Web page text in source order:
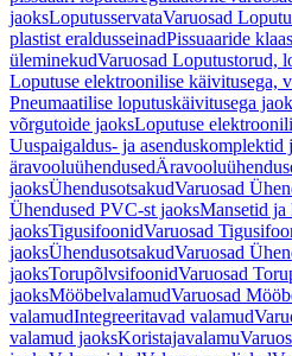
jaoksLoputusservataVaruosad
plastist eraldusseinadPissuaaride
üleminekudVaruosad Loputustorud,
Loputuse elektroonilise käivitusega,
Pneumaatilise loputuskäivitusega
võrgutoide jaoksLoputuse
Uuspaigaldus- ja asenduskomplektid
äravooluühendused
jaoksÜhendusotsakudVaruosad
Ühendused PVC-st jaoksMansetid ja
jaoksTigusifoonidVaruosad
jaoksÜhendusotsakudVaruosad
jaoksTorupõlvsifoonidVaruosad
jaoksMööbelvalamudVaruosad
valamudIntegreeritavad valamud
valamud jaoksKoristajavalamu